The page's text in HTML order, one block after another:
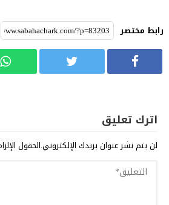
رابط مختصر
اترك تعليق
لن يتم نشر عنوان بريدك الإلكتروني.الحقول